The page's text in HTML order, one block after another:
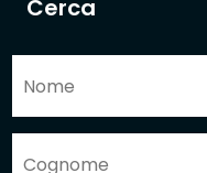
Cerca